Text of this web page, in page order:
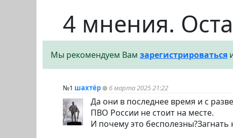
4 мнения.
Мы рекомендуем Вам зарегистрироваться
№1 шахтёр 6 марта 2025 21:22
Да они в последнее время и с
ПВО России не стоит на месте.
И почему это